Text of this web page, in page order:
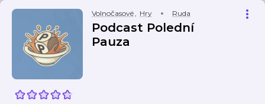
Volnočasové, Hry Ruda
Podcast Polední
Pauza